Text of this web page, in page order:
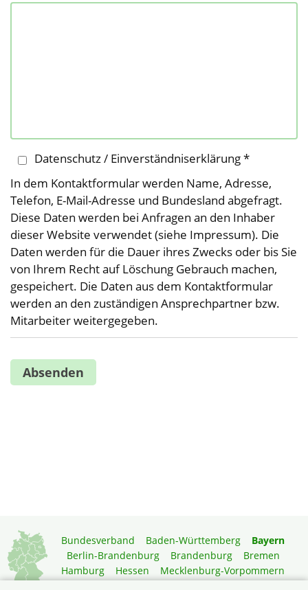
Datenschutz / Einverständniserklärung *
In dem Kontaktformular werden Name, Adresse,
Telefon, E-Mail-Adresse und Bundesland abgefragt.
Diese Daten werden bei Anfragen an den Inhaber
dieser Website verwendet (siehe Impressum). Die
Daten werden für die Dauer ihres Zwecks oder bis Sie
von Ihrem Recht auf Löschung Gebrauch machen,
gespeichert. Die Daten aus dem Kontaktformular
werden an den zuständigen Ansprechpartner bzw.
Mitarbeiter weitergegeben.
Bundesverband Baden-Württemberg
Bayern
Berlin-Brandenburg
Brandenburg
Bremen
Hamburg
Hessen
Mecklenburg-Vorpommern